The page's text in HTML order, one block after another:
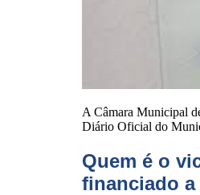
A Câmara Municipal
Diário Oficial do
Quem é o
financiado